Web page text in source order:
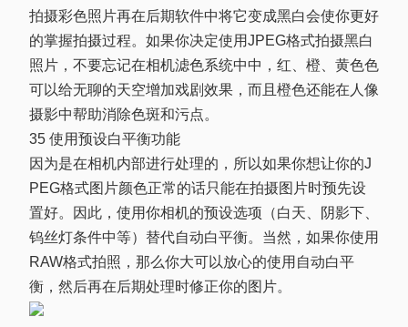
拍摄彩色照片再在后期软件中将它变成黑白会使你更好
的掌握拍摄过程。如果你决定使用JPEG格式拍摄黑白
照片，不要忘记在相机滤色系统中中，红、橙、黄色色
可以给无聊的天空增加戏剧效果，而且橙色还能在人像
摄影中帮助消除色斑和污点。
35 使用预设白平衡功能
因为是在相机内部进行处理的，所以如果你想让你的J
PEG格式图片颜色正常的话只能在拍摄图片时预先设
置好。因此，使用你相机的预设选项（白天、阴影下、
钨丝灯条件中等）替代自动白平衡。当然，如果你使用
RAW格式拍照，那么你大可以放心的使用自动白平
衡，然后再在后期处理时修正你的图片。